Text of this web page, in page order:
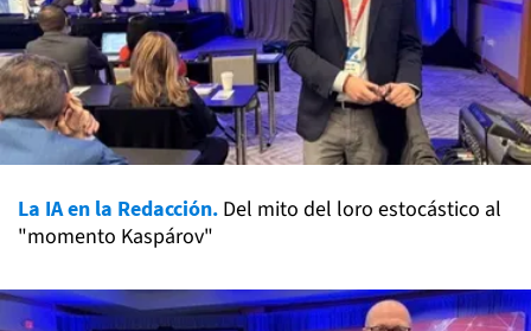
La IA en la Redacción. Del mito del loro estocástico al
"momento Kaspárov"